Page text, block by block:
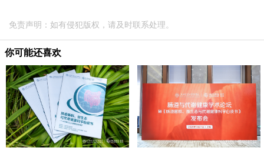
免责声明：如有侵犯版权，请及时联系处理。
你可能还喜欢